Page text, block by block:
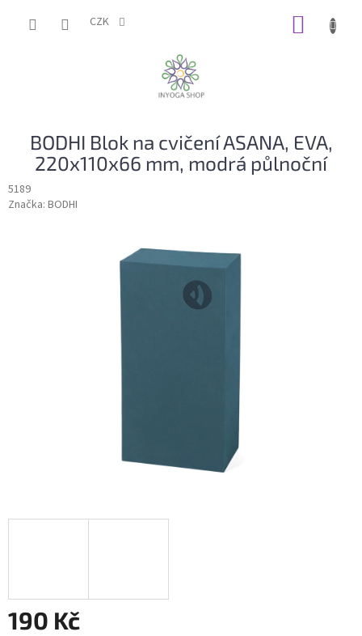
CZK
BODHI Blok na cvičení ASANA, EVA,
220x110x66 mm, modrá půlnoční
5189
Značka: BODHI
190 Kč